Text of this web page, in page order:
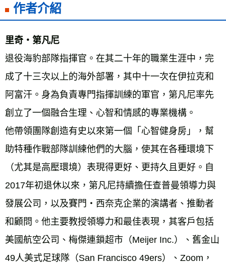
作者介紹
里奇‧第凡尼
退役海豹部隊指揮官。在其二十年的職業生涯中，完
成了十三次以上的海外部署，其中十一次在伊拉克和
阿富汗。身為負責專門指揮訓練的軍官，第凡尼率先
創立了一個融合生理、心智和情感的專業機構。
他帶領團隊創造有史以來第一個「心智健身房」，幫
助特種作戰部隊訓練他們的大腦，使其在各種環境下
（尤其是高壓環境）表現得更好、更持久且更好。自
2017年初退休以來，第凡尼持續擔任查普曼領導力與
發展公司，以及賽門‧西奈克企業的演講者、推動者
和顧問。他主要教授領導力和最佳表現，其客戶包括
美國航空公司、梅傑連鎖超市（Meijer Inc.）、舊金山
49人美式足球隊（San Francisco 49ers）、Zoom，